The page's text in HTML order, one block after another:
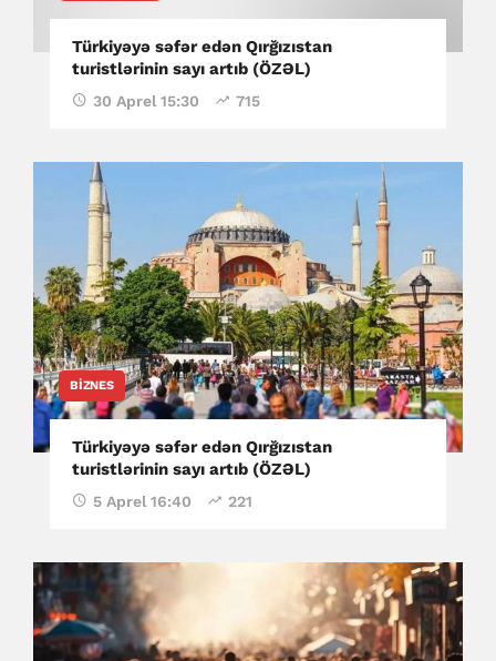
Türkiyəyə səfər edən Qırğızıstan
turistlərinin sayı artıb (ÖZƏL)
30 Aprel 15:30 715
BIZNES
Türkiyəyə səfər edən Qırğızıstan
turistlərinin sayı artıb (ÖZƏL)
5 Aprel 16:40 221